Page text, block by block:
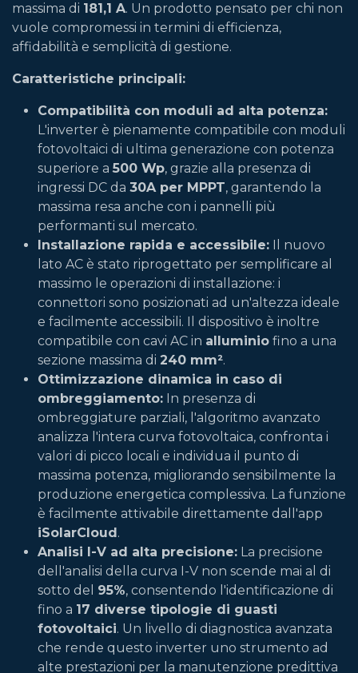
massima di 181,1 A. Un prodotto pensato per chi non
vuole compromessi in termini di efficienza,
affidabilità e semplicità di gestione.
Caratteristiche principali:
Compatibilità con moduli ad alta potenza:
L'inverter è pienamente compatibile con moduli
fotovoltaici di ultima generazione con potenza
superiore a 500 Wp, grazie alla presenza di
ingressi DC da 30A per MPPT, garantendo la
massima resa anche con i pannelli più
performanti sul mercato.
Installazione rapida e accessibile: Il nuovo
lato AC è stato riprogettato per semplificare al
massimo le operazioni di installazione: i
connettori sono posizionati ad un'altezza ideale
e facilmente accessibili. Il dispositivo è inoltre
compatibile con cavi AC in alluminio fino a una
sezione massima di 240 mm².
Ottimizzazione dinamica in caso di
ombreggiamento: In presenza di
ombreggiature parziali, l'algoritmo avanzato
analizza l'intera curva fotovoltaica, confronta i
valori di picco locali e individua il punto di
massima potenza, migliorando sensibilmente la
produzione energetica complessiva. La funzione
è facilmente attivabile direttamente dall'app
iSolarCloud.
Analisi I-V ad alta precisione: La precisione
dell'analisi della curva I-V non scende mai al di
sotto del 95%, consentendo l'identificazione di
fino a 17 diverse tipologie di guasti
fotovoltaici. Un livello di diagnostica avanzata
che rende questo inverter uno strumento ad
alte prestazioni per la manutenzione predittiva